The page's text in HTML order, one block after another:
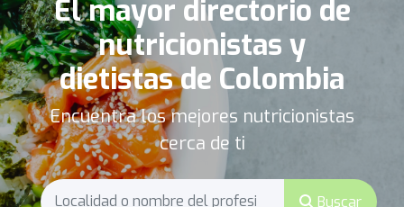
El mayor directorio de
nutricionistas y
dietistas de Colombia
Encuentra los mejores nutricionistas
cerca de ti
Buscar